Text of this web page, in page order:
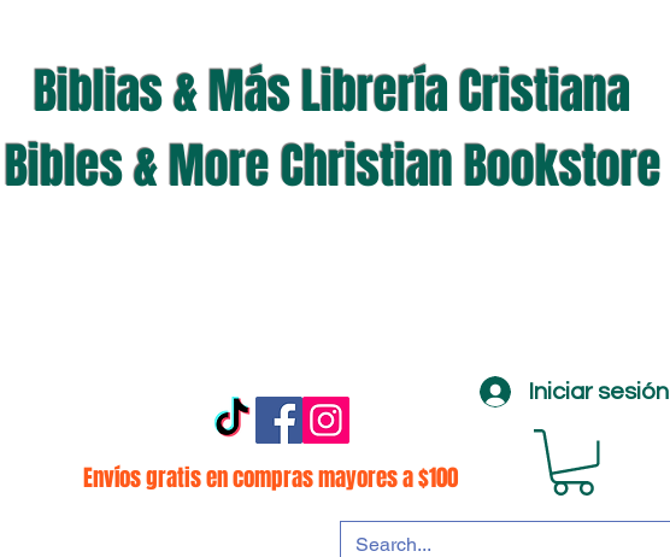
Biblias & Más Librería Cristiana
Bibles & More Christian Bookstore
Iniciar sesión
Envíos gratis en compras mayores a $100